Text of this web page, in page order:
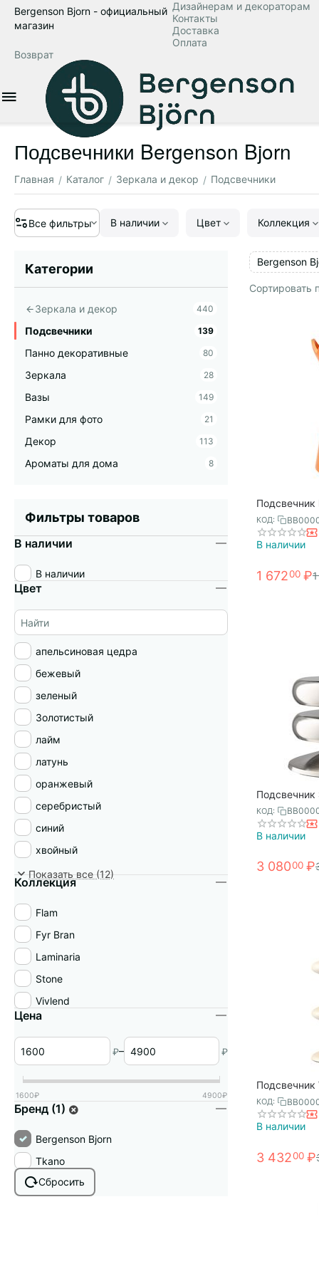
Bergenson Bjorn - официальный
магазин
Дизайнерам и декораторам
Контакты
Доставка
Оплата
Возврат
Подсвечники Bergenson Bjorn
Главная / Каталог / Зеркала и декор / Подсвечники
Все фильтры В наличии Цвет Коллекция
Bergenson
Сортировать
Подсвечник
Bjorn
КОД:
В наличии
1 67200 ₽
Подсвечник
КОД:
В наличии
3 08000 ₽
бежевый,
КОД:
В наличии
3 43200 ₽
Категории
Зеркала и декор 440
Подсвечники 139
Панно декоративные 80
Зеркала 28
Вазы 149
Рамки для фото 21
Декор 113
Ароматы для дома 8
Фильтры товаров
В наличии
В наличии
Цвет
апельсиновая цедра
бежевый
зеленый
Золотистый
лайм
латунь
оранжевый
серебристый
синий
хвойный
черный
Показать все (12)
Коллекция
Flam
Fyr Bran
Laminaria
Stone
Vivlend
Цена
₽– ₽
1600₽ 4900₽
Бренд (1)
Bergenson Bjorn
Tkano
Сбросить